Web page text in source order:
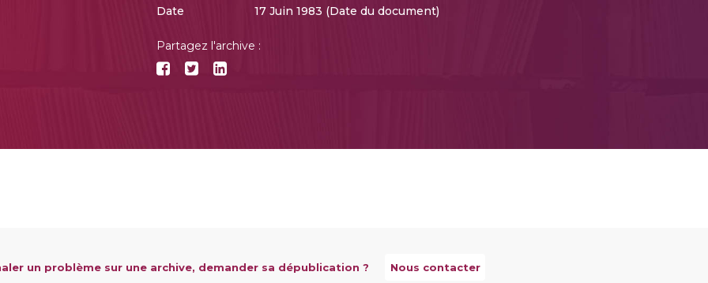
Date
17 Juin 1983 (Date du document)
Partagez l'archive :
un problème sur une archive, demander sa dépublication ? Nous contacter